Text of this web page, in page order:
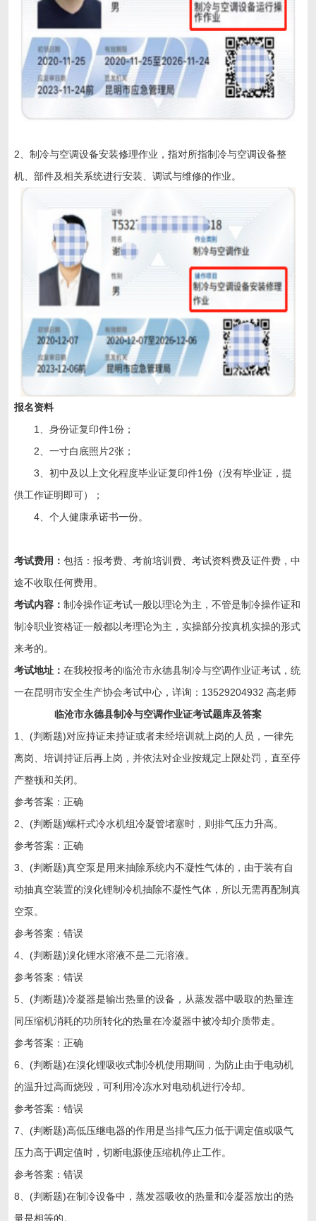
2、制冷与空调设备安装修理作业，指对所指制冷与空调设备整
机、部件及相关系统进行安装、调试与维修的作业。
报名资料
1、身份证复印件1份；
2、一寸白底照片2张；
3、初中及以上文化程度毕业证复印件1份（没有毕业证，提
供工作证明即可）；
4、个人健康承诺书一份。
考试费用：包括：报考费、考前培训费、考试资料费及证件费，中
途不收取任何费用。
考试内容：制冷操作证考试一般以理论为主，不管是制冷操作证和
制冷职业资格证一般都以考理论为主，实操部分按真机实操的形式
来考的。
考试地址：在我校报考的临沧市永德县制冷与空调作业证考试，统
一在昆明市安全生产协会考试中心，详询：13529204932 高老师
临沧市永德县制冷与空调作业证考试题库及答案
1、(判断题)对应持证未持证或者未经培训就上岗的人员，一律先
离岗、培训持证后再上岗，并依法对企业按规定上限处罚，直至停
产整顿和关闭。
参考答案：正确
2、(判断题)螺杆式冷水机组冷凝管堵塞时，则排气压力升高。
参考答案：正确
3、(判断题)真空泵是用来抽除系统内不凝性气体的，由于装有自
动抽真空装置的溴化锂制冷机抽除不凝性气体，所以无需再配制真
空泵。
参考答案：错误
4、(判断题)溴化锂水溶液不是二元溶液。
参考答案：错误
5、(判断题)冷凝器是输出热量的设备，从蒸发器中吸取的热量连
同压缩机消耗的功所转化的热量在冷凝器中被冷却介质带走。
参考答案：正确
6、(判断题)在溴化锂吸收式制冷机使用期间，为防止由于电动机
的温升过高而烧毁，可利用冷冻水对电动机进行冷却。
参考答案：错误
7、(判断题)高低压继电器的作用是当排气压力低于调定值或吸气
压力高于调定值时，切断电源使压缩机停止工作。
参考答案：错误
8、(判断题)在制冷设备中，蒸发器吸收的热量和冷凝器放出的热
量是相等的。